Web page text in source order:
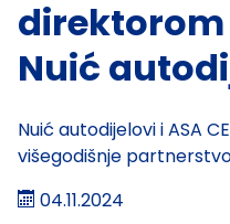
Nuić
Nuić autodijelovi i ASA
višegodišnje
04.11.2024